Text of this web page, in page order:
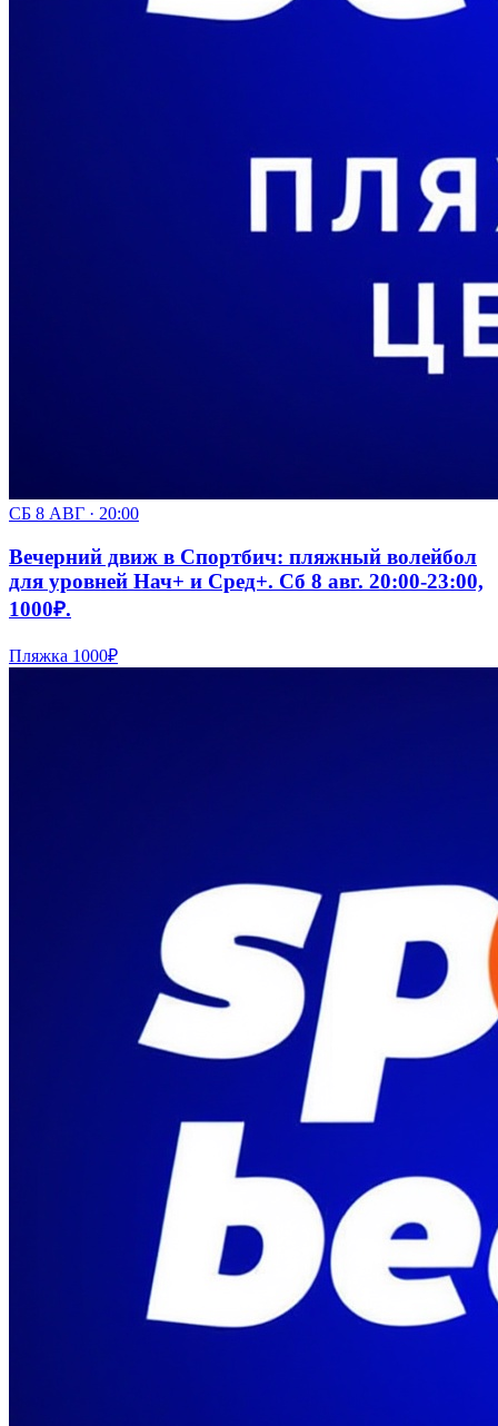
СБ 8 АВГ · 20:00
Вечерний движ в Спортбич: пляжный волейбол
для уровней Нач+ и Сред+. Сб 8 авг. 20:00-23:00,
1000₽.
Пляжка 1000₽